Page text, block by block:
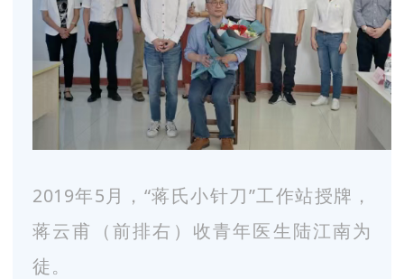
2019年5月，“蒋氏小针刀”工作站授牌，
蒋云甫（前排右）收青年医生陆江南为
徒。